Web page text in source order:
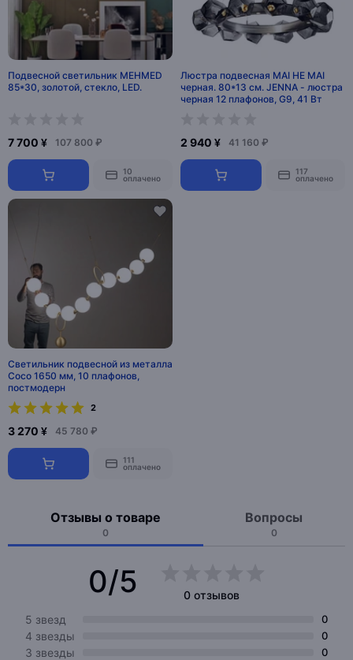
Подвесной светильник MEHMED
85*30, золотой, стекло, LED.
7 700 ¥ 107 800 ₽
10
оплачено
Люстра подвесная MAI HE MAI
черная. 80*13 см. JENNA - люстра
черная 12 плафонов, G9, 41 Вт
2 940 ¥ 41 160 ₽
117
оплачено
Светильник подвесной из металла
Coco 1650 мм, 10 плафонов,
постмодерн
2
3 270 ¥ 45 780 ₽
111
оплачено
Отзывы о товаре
0
Вопросы
0
0/5
0 отзывов
5 звезд
0
4 звезды 0
3 звезды 0